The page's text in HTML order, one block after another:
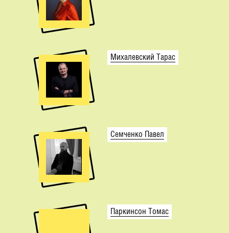
Михалевский Тарас
Семченко Павел
Паркинсон Томас